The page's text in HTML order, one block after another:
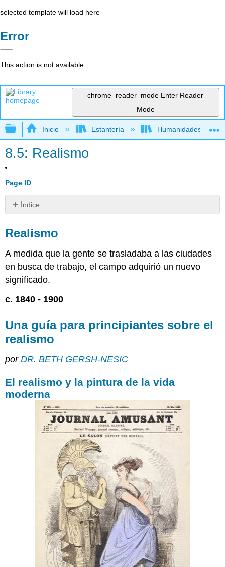
selected template will load here
Error
This action is not available.
chrome_reader_mode Enter Reader
Mode
Expandir/contraer jerarquía global
Inicio Estantería Humanidades
8.5: Realismo
Page ID
Índice
Una
para
principiantes
sobre
el
y
la
pintura
de
moderna
París
transformado
Courbet
Recursos
adicionales:
Imágenes
Smarthistory
enseñanza
aprendizaje:
Daumier,
Transnonain
Realismo
A medida que la gente se trasladaba a las ciudades
en busca de trabajo, el campo adquirió un nuevo
significado.
c. 1840 - 1900
Una guía para principiantes sobre el
realismo
porDR. BETH GERSH-NESIC
El realismo y la pintura de la vida
moderna